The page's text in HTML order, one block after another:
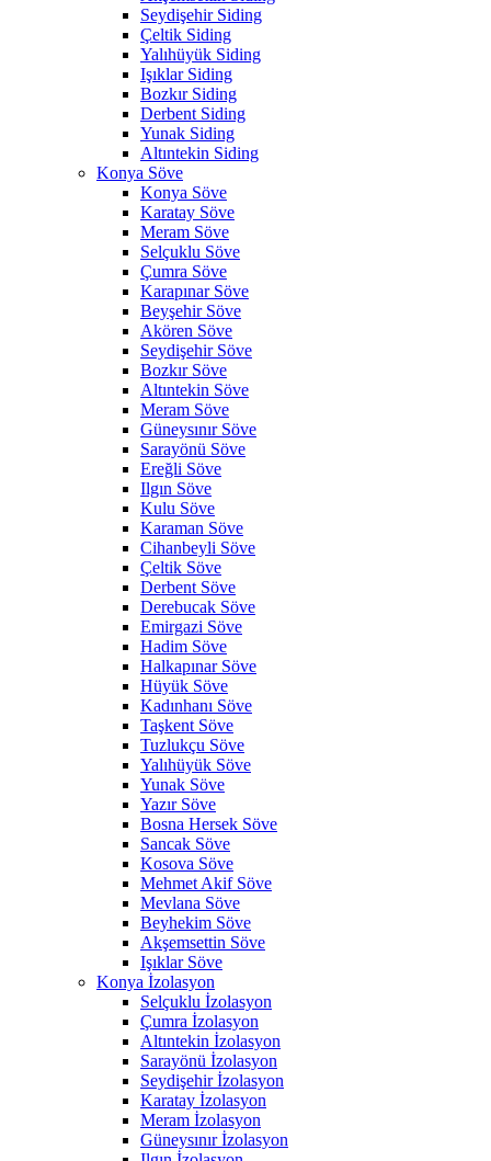
Seydişehir Siding
Çeltik Siding
Yalıhüyük Siding
Işıklar Siding
Bozkır Siding
Derbent Siding
Yunak Siding
Altıntekin Siding
Konya Söve
Konya Söve
Karatay Söve
Meram Söve
Selçuklu Söve
Çumra Söve
Karapınar Söve
Beyşehir Söve
Akören Söve
Seydişehir Söve
Bozkır Söve
Altıntekin Söve
Meram Söve
Güneysınır Söve
Sarayönü Söve
Ereğli Söve
Ilgın Söve
Kulu Söve
Karaman Söve
Cihanbeyli Söve
Çeltik Söve
Derbent Söve
Derebucak Söve
Emirgazi Söve
Hadim Söve
Halkapınar Söve
Hüyük Söve
Kadınhanı Söve
Taşkent Söve
Tuzlukçu Söve
Yalıhüyük Söve
Yunak Söve
Yazır Söve
Bosna Hersek Söve
Sancak Söve
Kosova Söve
Mehmet Akif Söve
Mevlana Söve
Beyhekim Söve
Akşemsettin Söve
Işıklar Söve
Konya İzolasyon
Selçuklu İzolasyon
Çumra İzolasyon
Altıntekin İzolasyon
Sarayönü İzolasyon
Seydişehir İzolasyon
Karatay İzolasyon
Meram İzolasyon
Güneysınır İzolasyon